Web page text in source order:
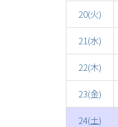
20(火)
21(水)
22(木)
23(金)
24(土)